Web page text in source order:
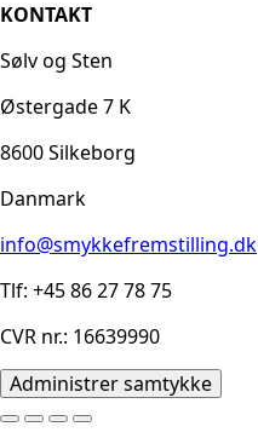
KONTAKT
Sølv og Sten
Østergade 7 K
8600 Silkeborg
Danmark
info@smykkefremstilling.dk
Tlf: +45 86 27 78 75
CVR nr.: 16639990
Administrer samtykke